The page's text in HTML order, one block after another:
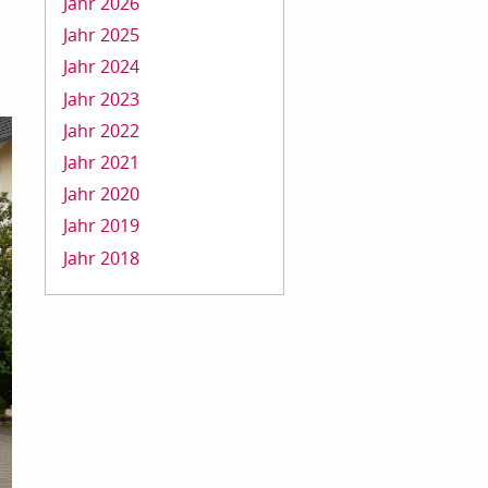
Jahr 2025
Jahr 2024
Jahr 2023
Jahr 2022
Jahr 2021
Jahr 2020
Jahr 2019
Jahr 2018